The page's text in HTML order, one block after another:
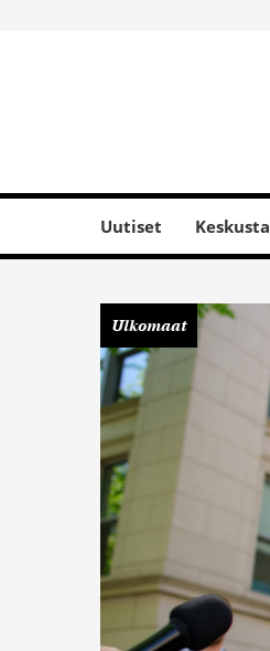
Uutiset Keskusta
Ulkomaat